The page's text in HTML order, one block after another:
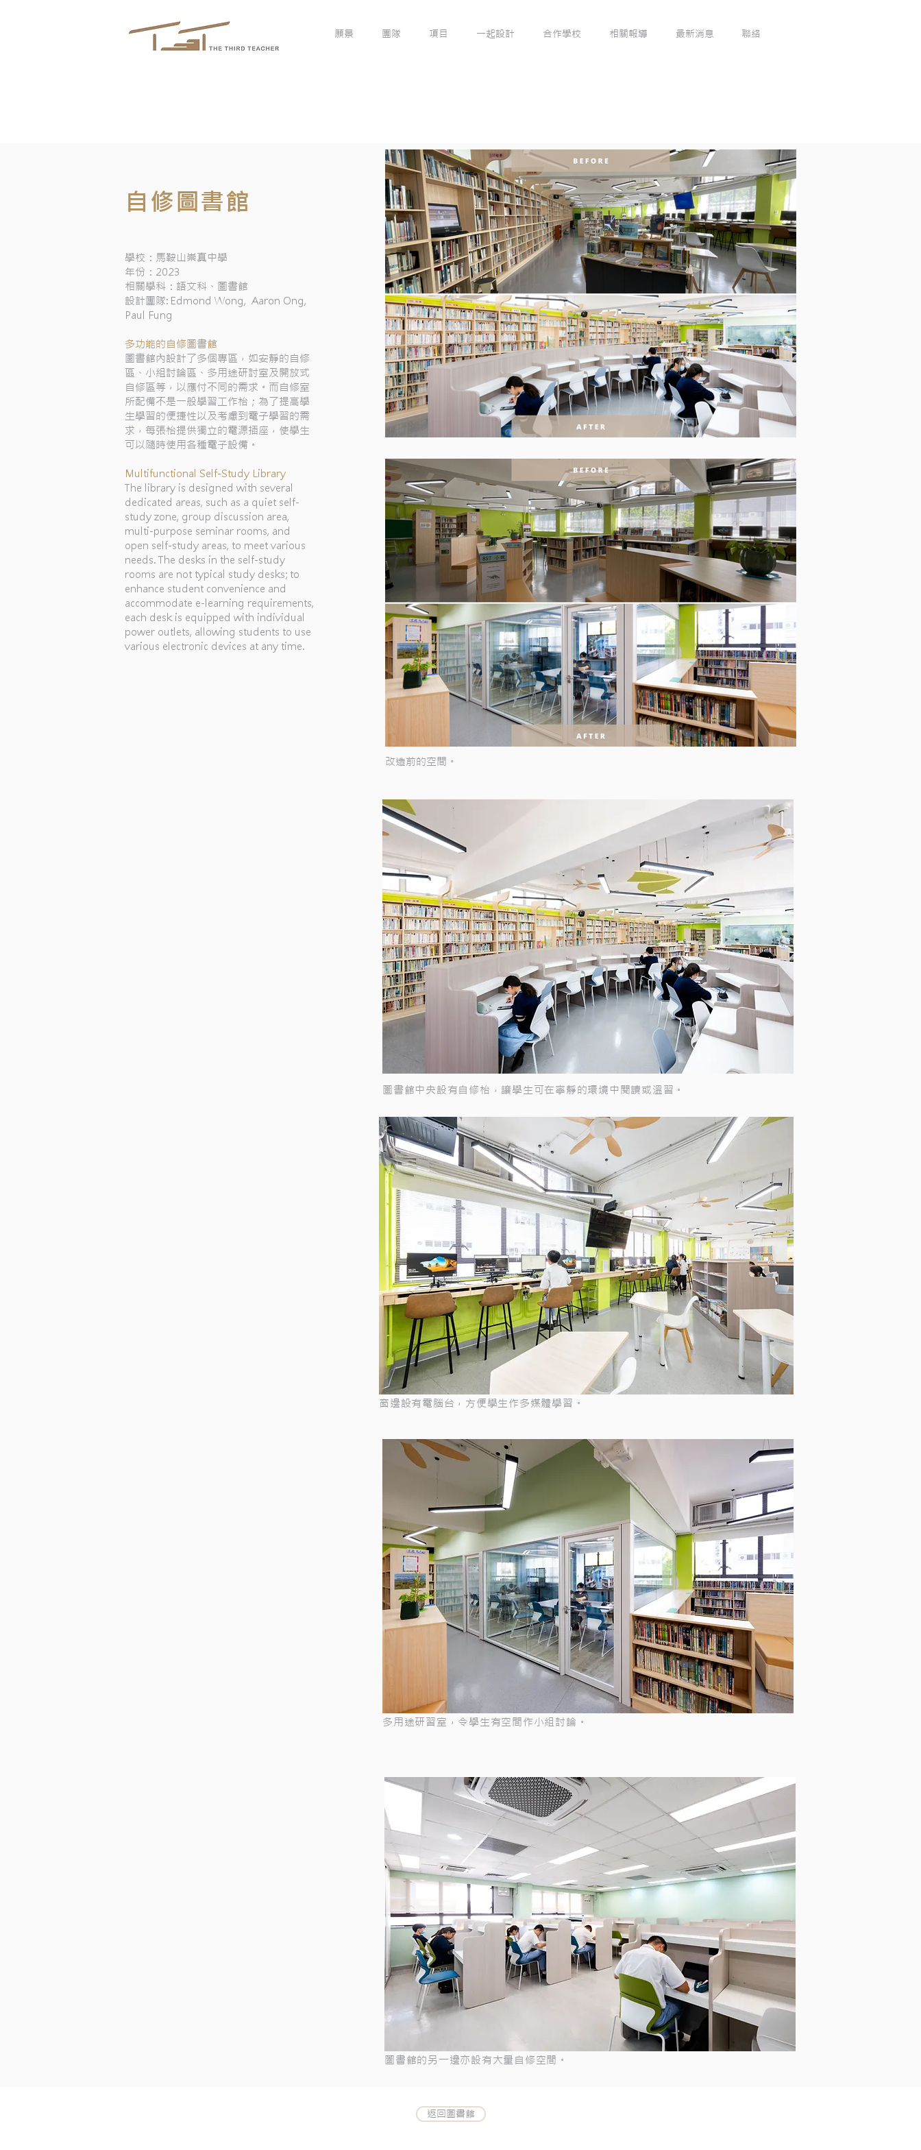
願景 團隊 項目 一起設計 合作學校 相關報導 最新消息 聯絡
自修圖書館
學校：馬鞍山崇真中學
年份：2023
相關學科：語文科、圖書館
設計團隊: Edmond Wong, Aaron Ong,
Paul Fung
多功能的自修圖書館
圖書館內設計了多個專區，如安靜的自修
區、小組討論區、多用途研討室及開放式
自修區等，以應付不同的需求。而自修室
所配備不是一般學習工作枱；為了提高學
生學習的便捷性以及考慮到電子學習的需
求，每張枱提供獨立的電源插座，使學生
可以隨時使用各種電子設備。
Multifunctional Self-Study Library
The library is designed with several
dedicated areas, such as a quiet self-
study zone, group discussion area,
multi-purpose seminar rooms, and
open self-study areas, to meet various
needs. The desks in the self-study
rooms are not typical study desks; to
enhance student convenience and
accommodate e-learning requirements,
each desk is equipped with individual
power outlets, allowing students to use
various electronic devices at any time.
改造前的空間。
圖書館中央設有自修枱，讓學生可在寧靜的環境中閱讀或溫習。
窗邊設有電腦台，方便學生作多媒體學習。
多用途研習室，令學生有空間作小組討論。
圖書館的另一邊亦設有大量自修空間。
返回圖書館